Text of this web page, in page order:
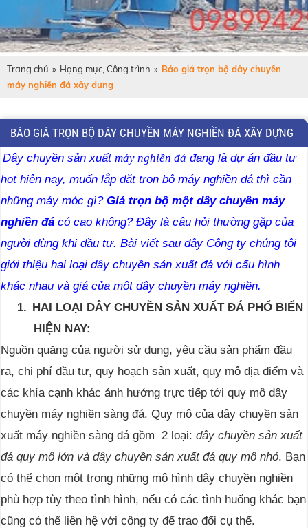
Trang chủ » Hạng mục, Công trình » Báo giá trọn bộ dây chuyền
máy nghiền đá xây dựng
BÁO GIÁ TRỌN BỘ DÂY CHUYỀN MÁY NGHIỀN ĐÁ XÂY DỰNG
Dây chuyền sản xuất máy nghiền đá đang là dự án đầu tư
hot hiện nay, muốn lắp đặt trọn bộ máy nghiền đá thì cần
những máy móc gì? Giá trọn bộ một dây chuyền máy
nghiền đá có cao không? Đây là câu hỏi thường gặp của
người dùng khi đầu tư. Bài viết sau đây Công ty chúng tôi
giới thiệu hai loại dây chuyền sản xuất đá với cấu hình
khác nhau và giá của một dây chuyền máy nghiền.
1. HAI LOẠI DÂY CHUYỀN SẢN XUẤT ĐÁ PHỔ BIẾN
HIỆN NAY:
Nguồn quặng của người sử dụng, yêu cầu sản phẩm đầu
ra, chi phí đầu tư, quy hoạch sản xuất, quy mô địa điểm và
các khía cạnh khác ảnh hưởng trực tiếp tới quy mô dây
chuyền máy nghiền sàng đá. Quy mô của dây chuyền sản
xuất máy nghiền sàng đá gồm 2 loại: dây chuyền sản xuất
đá quy mô lớn và dây chuyền sản xuất đá quy mô nhỏ. Bạn
có thể chọn một trong những mô hình dây chuyền nghiền
phù hợp tùy theo tình hình, nếu có các tình huống khác bạn
cũng có thể liên hệ với công ty để trao đổi cụ thể.